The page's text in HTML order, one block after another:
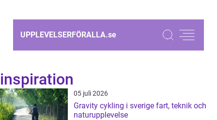
UPPLEVELSERFÖRALLA.se
inspiration
05 juli 2026
Gravity cykling i sverige fart, teknik och
naturupplevelse